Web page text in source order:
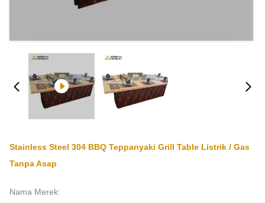
Stainless Steel 304 BBQ Teppanyaki Grill Table Listrik / Gas
Tanpa Asap
Nama Merek: